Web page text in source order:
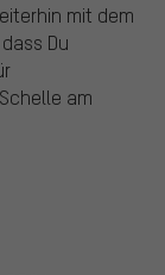
mit dem
Du
am